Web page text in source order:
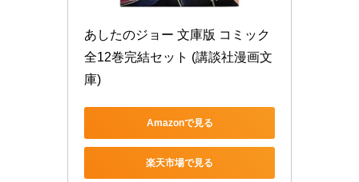
あしたのジョー 文庫版 コミック
全12巻完結セット (講談社漫画文
庫)
Amazonで見る
楽天市場で見る